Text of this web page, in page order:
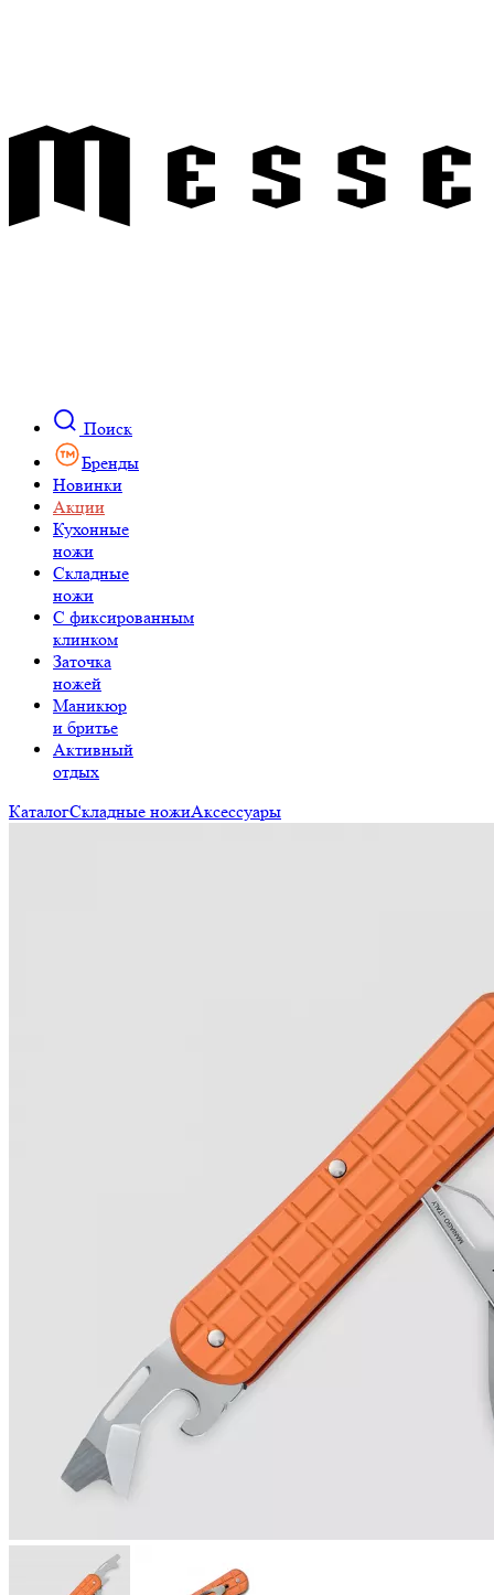
Поиск
Бренды
Новинки
Акции
Кухонные
ножи
Складные
ножи
C фиксированным
клинком
Заточка
ножей
Маникюр
и бритье
Активный
отдых
КаталогСкладные ножиАксессуары